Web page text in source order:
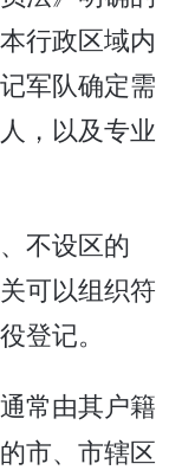
行政区域内
军队确定需
，以及专业
不设区的
可以组织符
登记。
常由其户籍
市、市辖区